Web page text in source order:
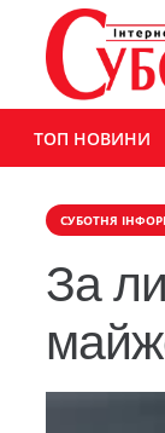
ТОП НОВИНИ
СУБОТНЯ
За